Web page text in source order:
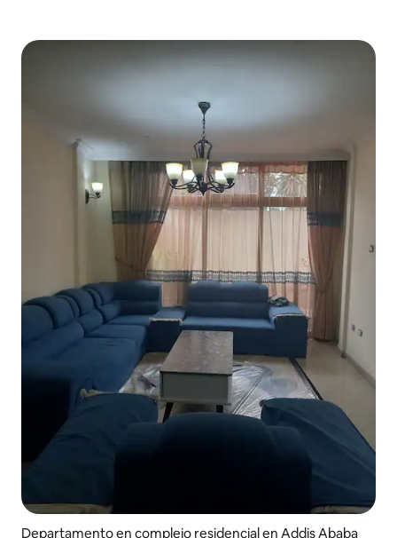
Departamento en complejo residencial en Addis Ababa